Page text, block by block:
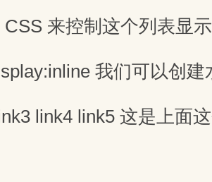
来控制这个列表显
我们可以创建
link4 link5 这是上面